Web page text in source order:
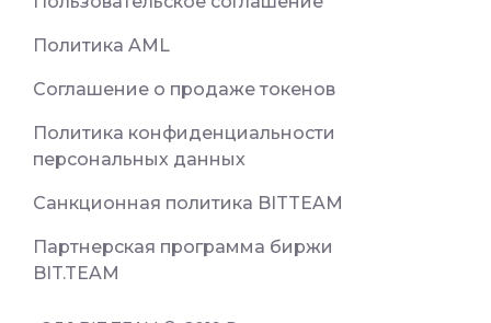
Политика AML
Соглашение о продаже токенов
Политика конфиденциальности
персональных данных
Санкционная политика BITTEAM
Партнерская программа биржи
BIT.TEAM